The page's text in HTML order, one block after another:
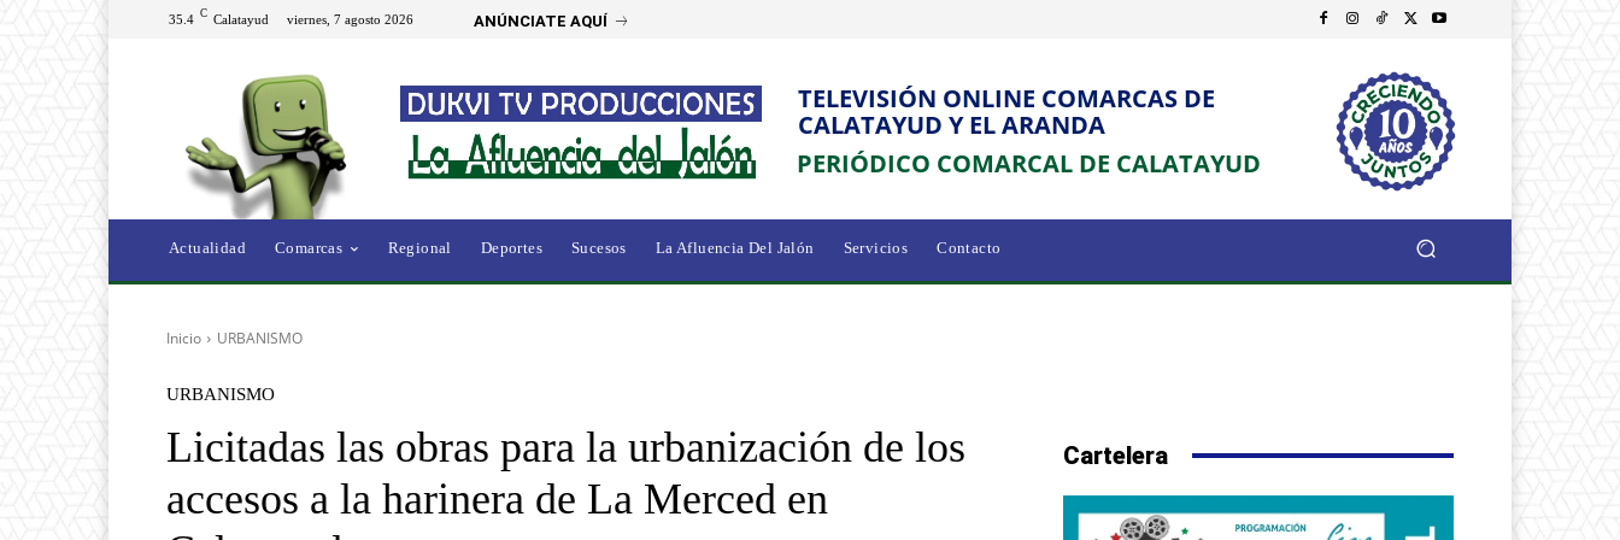
35.4 C Calatayud viernes, 7 agosto 2026 ANÚNCIATE AQUÍ
TELEVISIÓN ONLINE COMARCAS DE
CALATAYUD Y EL ARANDA
PERIÓDICO COMARCAL DE CALATAYUD
Actualidad Comarcas Regional Deportes Sucesos La Afluencia Del Jalón Servicios Contacto
Inicio URBANISMO
URBANISMO
Licitadas las obras para la urbanización de los
accesos a la harinera de La Merced en
Cartelera